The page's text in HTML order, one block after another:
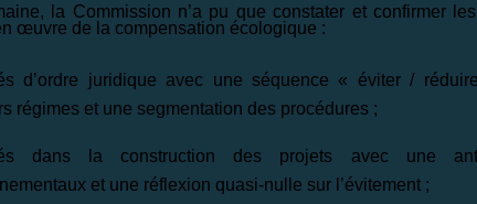
la Commission n’a pu que constater et confirmer
œuvre de la compensation écologique :
d’ordre juridique avec une séquence « éviter /
régimes et une segmentation des procédures ;
dans la construction des projets avec une
et une réflexion quasi-nulle sur l’évitement ;